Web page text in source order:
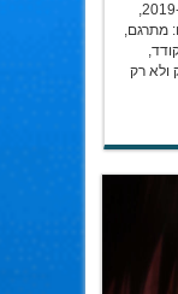
בקבוצה בין השנים 2019-2011,
מתרגם,
ולא רק